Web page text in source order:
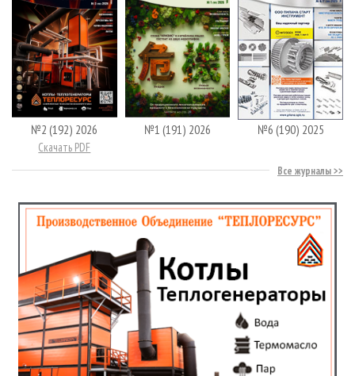
№2 (192) 2026
Скачать PDF
№1 (191) 2026 №6 (190) 2025
Все журналы